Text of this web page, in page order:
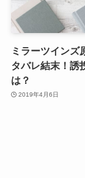
ミラーツインズ
タバレ結末！誘
は？
2019年4月6日